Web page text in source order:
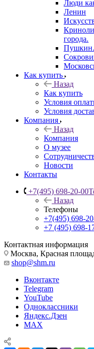
Люди
Ленин
города.
Пушкин.
Как купить
Назад
Как купить
Условия
Условия
Компания
Назад
Компания
О музее
Новости
Контакты
+7(495) 698-20-00
Назад
Телефоны
+7(495) 698-
+7 (495) 698-
Контактная информация
Москва, Красная
shop@shm.ru
Вконтакте
Telegram
YouTube
Одноклассники
Яндекс.Дзен
MAX